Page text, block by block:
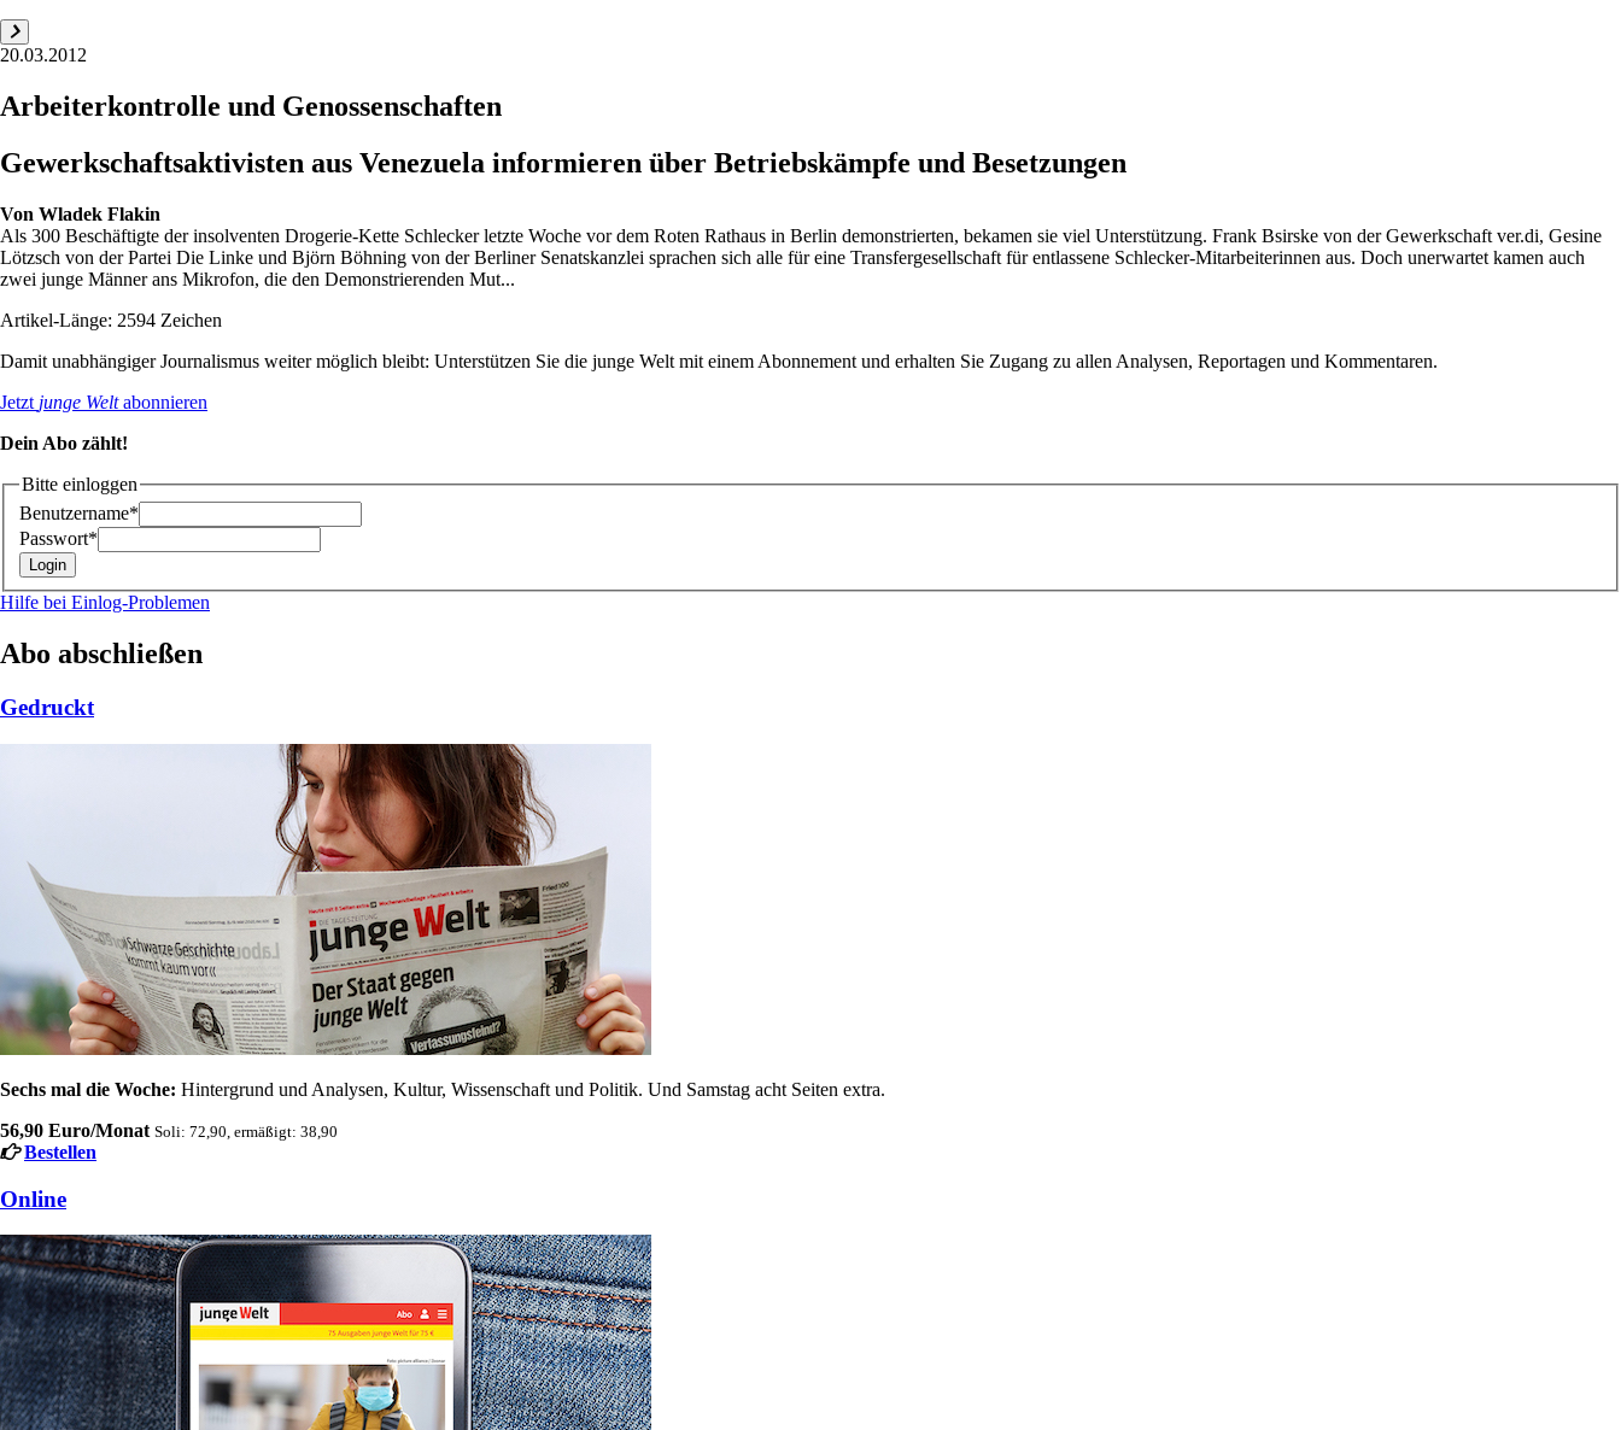
20.03.2012
Arbeiterkontrolle und Genossenschaften
Gewerkschaftsaktivisten aus Venezuela informieren über Betriebskämpfe und Besetzungen
Von Wladek Flakin
Als 300 Beschäftigte der insolventen Drogerie-Kette Schlecker letzte Woche vor dem Roten Rathaus in Berlin demonstrierten, bekamen sie viel Unterstützung. Frank Bsirske von der Gewerkschaft ver.di, Gesine
Lötzsch von der Partei Die Linke und Björn Böhning von der Berliner Senatskanzlei sprachen sich alle für eine Transfergesellschaft für entlassene Schlecker-Mitarbeiterinnen aus. Doch unerwartet kamen auch
zwei junge Männer ans Mikrofon, die den Demonstrierenden Mut...
Artikel-Länge: 2594 Zeichen
Damit unabhängiger Journalismus weiter möglich bleibt: Unterstützen Sie die junge Welt mit einem Abonnement und erhalten Sie Zugang zu allen Analysen, Reportagen und Kommentaren.
Jetzt junge Weltabonnieren
Dein Abo zählt!
Bitte einloggen
Benutzername*
Passwort*
Hilfe bei Einlog-Problemen
Abo abschließen
Gedruckt
Sechs mal die Woche: Hintergrund und Analysen, Kultur, Wissenschaft und Politik. Und Samstag acht Seiten extra.
56,90 Euro/Monat Soli: 72,90, ermäßigt: 38,90
Bestellen
Online